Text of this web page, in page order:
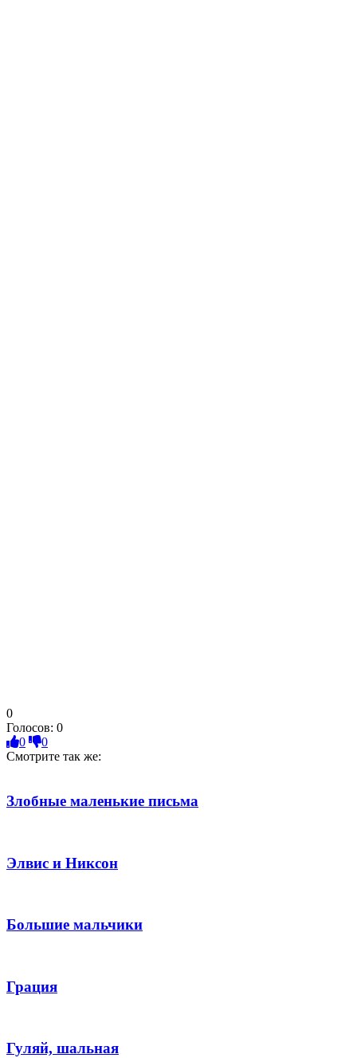
0
Голосов: 0
0
0
Смотрите так же:
Злобные маленькие письма
Элвис и Никсон
Большие мальчики
Грация
Гуляй, шальная